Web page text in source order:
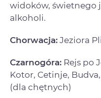
widoków, świetnego
alkoholi.
Chorwacja: Jeziora
Czarnogóra: Rejs po
Kotor, Cetinje,
(dla chętnych)